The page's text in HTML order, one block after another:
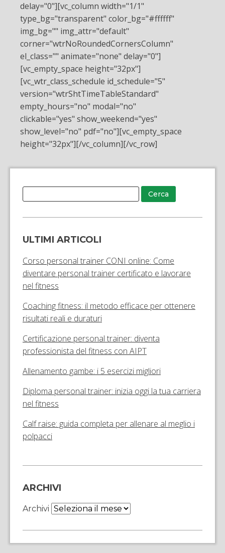
delay="0"][vc_column width="1/1"
type_bg="transparent" color_bg="#ffffff"
img_bg="" img_attr="default"
corner="wtrNoRoundedCornersColumn"
el_class="" animate="none" delay="0"]
[vc_empty_space height="32px"]
[vc_wtr_class_schedule id_schedule="5"
version="wtrShtTimeTableStandard"
empty_hours="no" modal="no"
clickable="yes" show_weekend="yes"
show_level="no" pdf="no"][vc_empty_space
height="32px"][/vc_column][/vc_row]
ULTIMI ARTICOLI
Corso personal trainer CONI online: Come
diventare personal trainer certificato e lavorare
nel fitness
Coaching fitness: il metodo efficace per ottenere
risultati reali e duraturi
Certificazione personal trainer: diventa
professionista del fitness con AIPT
Allenamento gambe: i 5 esercizi migliori
Diploma personal trainer: inizia oggi la tua carriera
nel fitness
Calf raise: guida completa per allenare al meglio i
polpacci
ARCHIVI
Archivi